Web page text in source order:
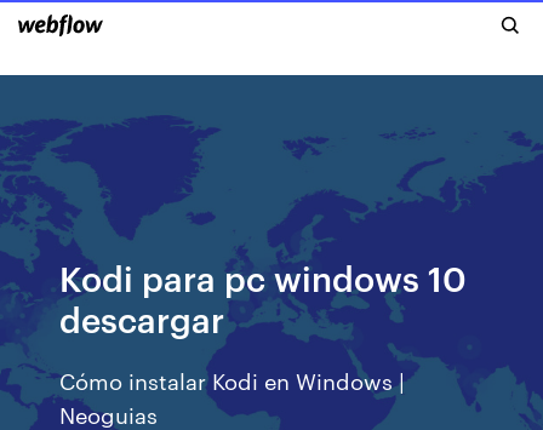
Kodi para pc windows 10
descargar
Cómo instalar Kodi en Windows |
Neoguias